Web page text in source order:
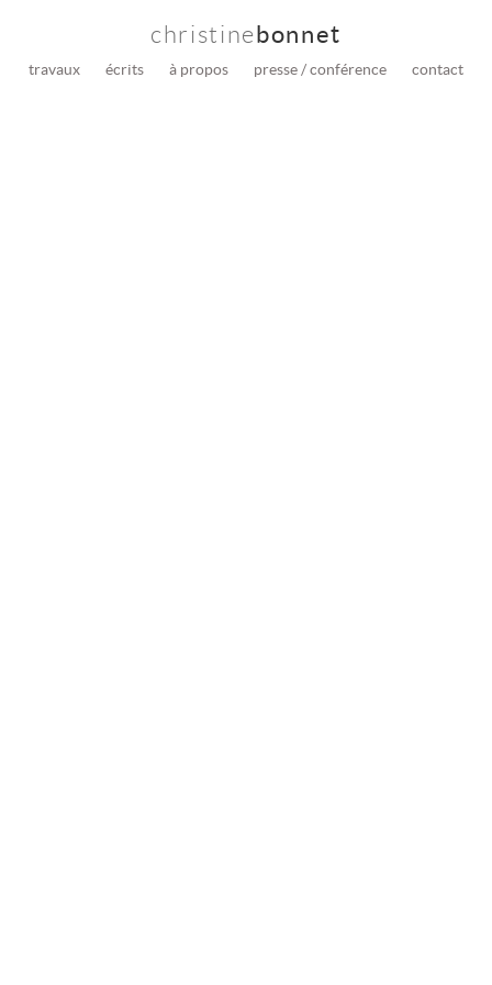
christinebonnet
travaux écrits à propos presse / conférence contact